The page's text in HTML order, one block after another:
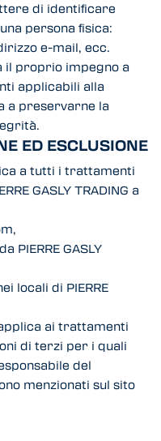
di identificare
persona fisica:
e-mail, ecc.
il proprio impegno a
applicabili alla
a preservarne la
ED ESCLUSIONE
a tutti i trattamenti
GASLY TRADING a
PIERRE GASLY
locali di PIERRE
ai trattamenti
di terzi per i quali
del
menzionati sul sito